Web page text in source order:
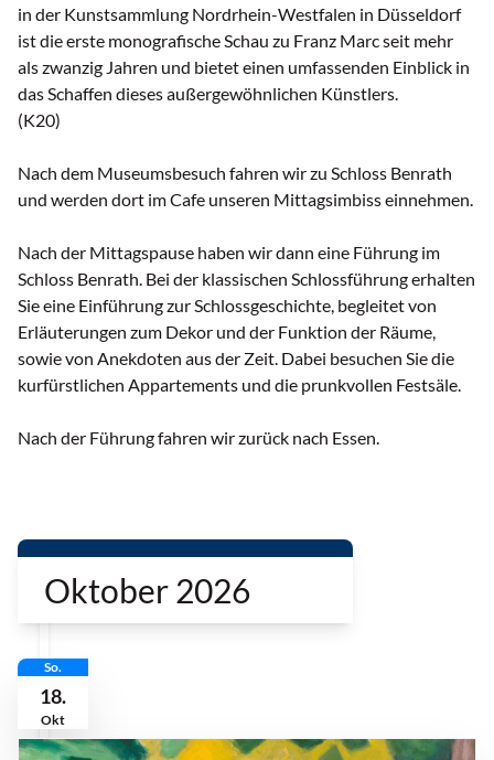
in der Kunstsammlung Nordrhein-Westfalen in Düsseldorf
ist die erste monografische Schau zu Franz Marc seit mehr
als zwanzig Jahren und bietet einen umfassenden Einblick in
das Schaffen dieses außergewöhnlichen Künstlers.
(K20)
Nach dem Museumsbesuch fahren wir zu Schloss Benrath
und werden dort im Cafe unseren Mittagsimbiss einnehmen.
Nach der Mittagspause haben wir dann eine Führung im
Schloss Benrath. Bei der klassischen Schlossführung erhalten
Sie eine Einführung zur Schlossgeschichte, begleitet von
Erläuterungen zum Dekor und der Funktion der Räume,
sowie von Anekdoten aus der Zeit. Dabei besuchen Sie die
kurfürstlichen Appartements und die prunkvollen Festsäle.
Nach der Führung fahren wir zurück nach Essen.
Oktober 2026
So.
18.
Okt